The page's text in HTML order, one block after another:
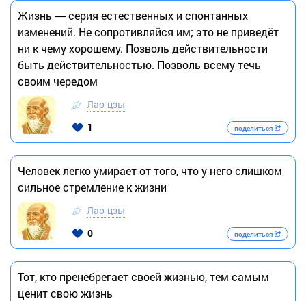
Жизнь ― серия естественных и спонтанных
изменений. Не сопротивляйся им; это не приведёт
ни к чему хорошему. Позволь действительности
быть действительностью. Позволь всему течь
своим чередом
Лао-цзы
1
поделиться
Человек легко умирает от того, что у него слишком
сильное стремление к жизни
Лао-цзы
0
поделиться
Тот, кто пренебрегает своей жизнью, тем самым
ценит свою жизнь